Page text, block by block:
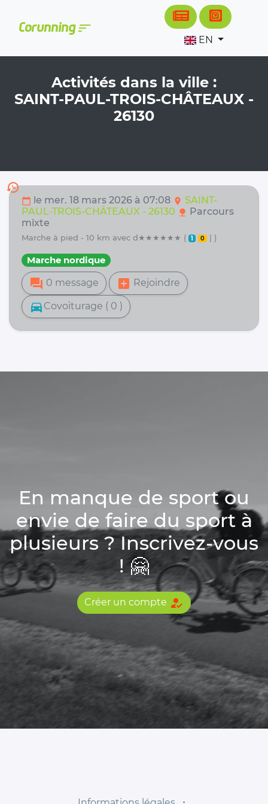
Corunningsort
EN
Activités dans la ville :
SAINT-PAUL-TROIS-CHÂTEAUX -
26130
history
calendar_today le mer. 18 mars 2026 à 07:08 location_on SAINT-
PAUL-TROIS-CHÂTEAUX - 26130 nature Parcours
mixte
marche à pied - 10 km avec d★★★★★★ ( 1 0 | )
Marche nordique
forum 0 message add_box Rejoindre
directions_car Covoiturage ( 0 )
En manque de sport ou
envie de faire du sport à
plusieurs ? Inscrivez-vous
! 🤗
Créer un compte how_to_reg